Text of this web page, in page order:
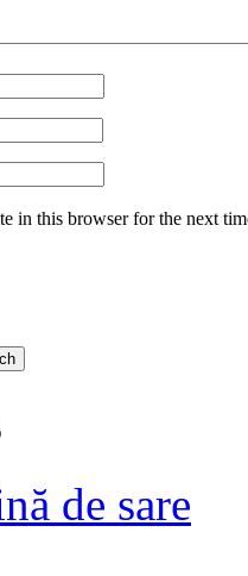
in this browser for the next
de sare